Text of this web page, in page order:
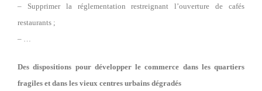
– Supprimer la réglementation restreignant l’ouverture de cafés
restaurants ;
– …
Des dispositions pour développer le commerce dans les quartiers
fragiles et dans les vieux centres urbains dégradés